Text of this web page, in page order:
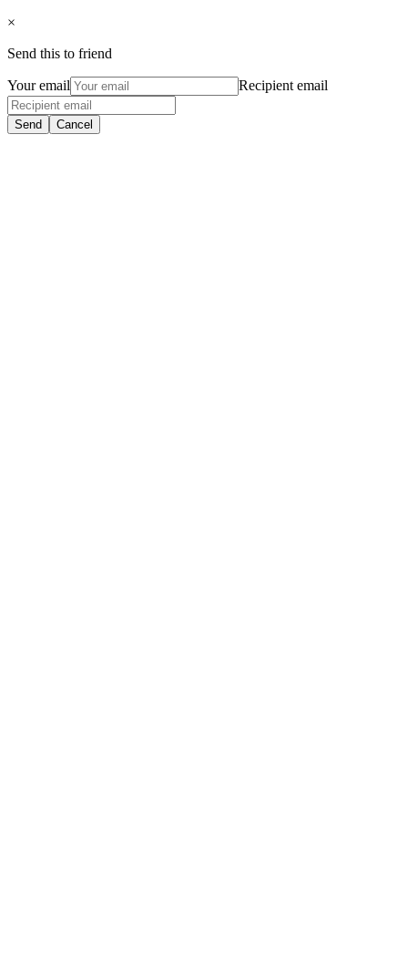
×
Send this to friend
Your email Recipient email
Send Cancel